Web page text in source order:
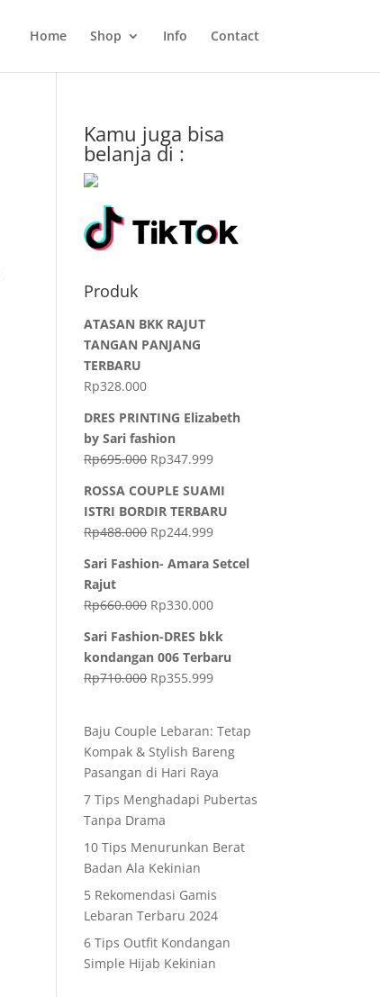
Home Shop Info Contact
Kamu juga bisa
belanja di :
Produk
ATASAN BKK RAJUT
TANGAN PANJANG
TERBARU
Rp328.000
DRES PRINTING Elizabeth
by Sari fashion
Rp695.000 Rp347.999
ROSSA COUPLE SUAMI
ISTRI BORDIR TERBARU
Rp488.000 Rp244.999
Sari Fashion- Amara Setcel
Rajut
Rp660.000 Rp330.000
Sari Fashion-DRES bkk
kondangan 006 Terbaru
Rp710.000 Rp355.999
Baju Couple Lebaran: Tetap
Kompak & Stylish Bareng
Pasangan di Hari Raya
7 Tips Menghadapi Pubertas
Tanpa Drama
10 Tips Menurunkan Berat
Badan Ala Kekinian
5 Rekomendasi Gamis
Lebaran Terbaru 2024
6 Tips Outfit Kondangan
Simple Hijab Kekinian